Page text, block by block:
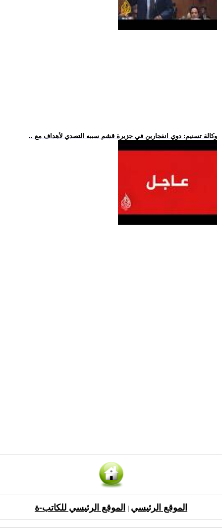
.. وكالة تسنيم: دوي انفجارين في جزيرة قشم سببه التصدي لأهداف مع
الموقع الرئيسي الموقع الرئيسي للكاتب-ة